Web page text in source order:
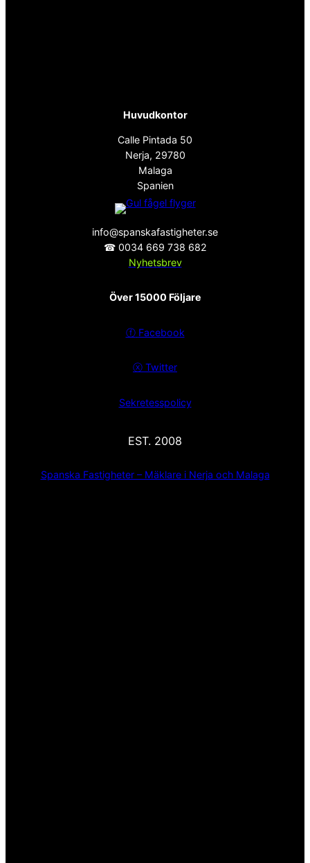
Huvudkontor
Calle Pintada 50
Nerja, 29780
Malaga
Spanien
info@spanskafastigheter.se
☎ 0034 669 738 682
Nyhetsbrev
Över 15000 Följare
ⓕ Facebook
ⓧ Twitter
Sekretesspolicy
EST. 2008
Spanska Fastigheter – Mäklare i Nerja och Malaga